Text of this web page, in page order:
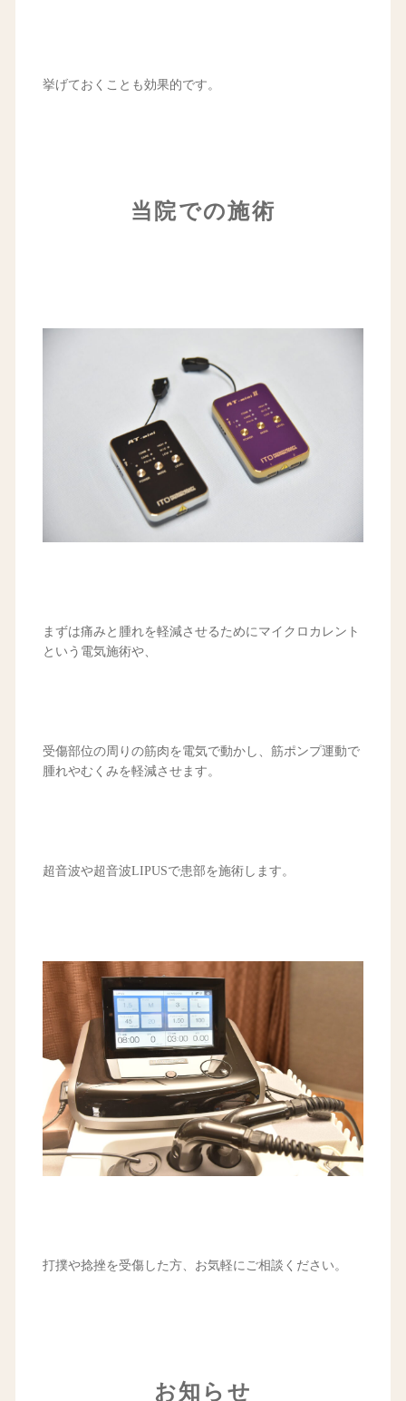
挙げておくことも効果的です。
当院での施術
まずは痛みと腫れを軽減させるためにマイクロカレント
という電気施術や、
受傷部位の周りの筋肉を電気で動かし、筋ポンプ運動で
腫れやむくみを軽減させます。
超音波や超音波LIPUSで患部を施術します。
打撲や捻挫を受傷した方、お気軽にご相談ください。
お知らせ